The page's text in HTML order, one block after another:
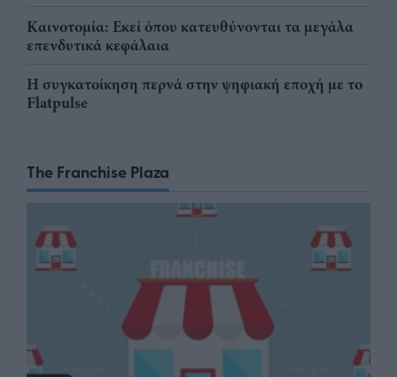
Καινοτομία: Εκεί όπου κατευθύνονται τα μεγάλα
επενδυτικά κεφάλαια
Η συγκατοίκηση περνά στην ψηφιακή εποχή με το
Flatpulse
The Franchise Plaza